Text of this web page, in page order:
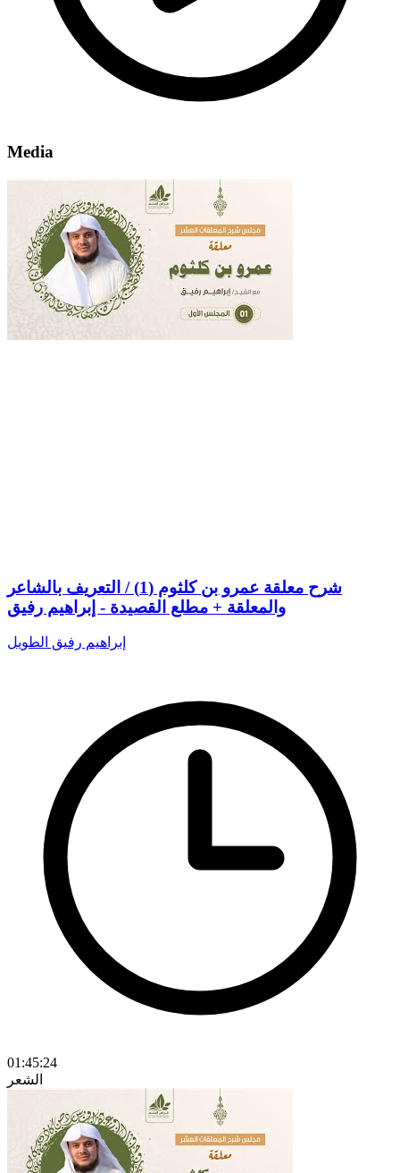
Media
شرح معلقة عمرو بن كلثوم (1) / التعريف بالشاعر
والمعلقة + مطلع القصيدة - إبراهيم رفيق
إبراهيم رفيق الطويل
01:45:24
الشعر